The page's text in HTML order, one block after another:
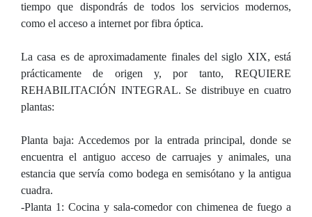
tiempo que dispondrás de todos los servicios modernos,
como el acceso a internet por fibra óptica.
La casa es de aproximadamente finales del siglo XIX, está
prácticamente de origen y, por tanto, REQUIERE
REHABILITACIÓN INTEGRAL. Se distribuye en cuatro
plantas:
Planta baja: Accedemos por la entrada principal, donde se
encuentra el antiguo acceso de carruajes y animales, una
estancia que servía como bodega en semisótano y la antigua
cuadra.
-Planta 1: Cocina y sala-comedor con chimenea de fuego a